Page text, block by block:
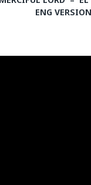
ENG VERSION